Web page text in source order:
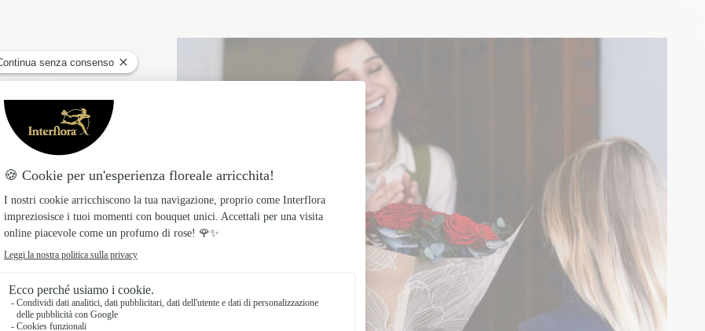
con cura!
stesso della
direttamente